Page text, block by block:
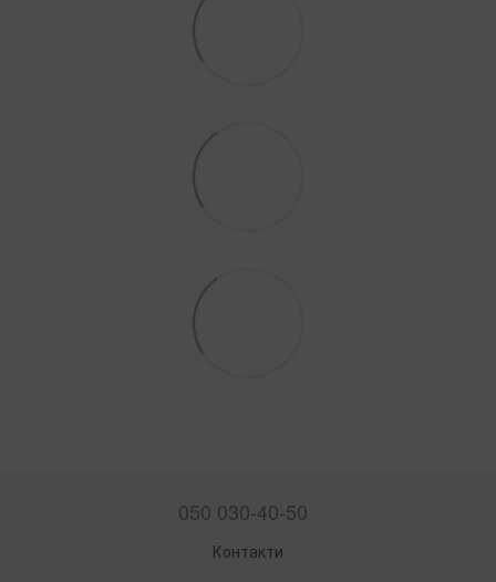
050 030-40-50
Контакти